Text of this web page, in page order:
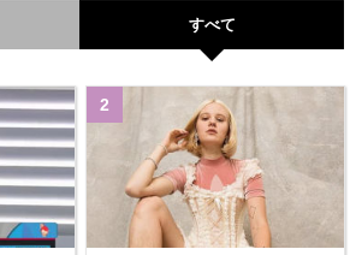
すべて